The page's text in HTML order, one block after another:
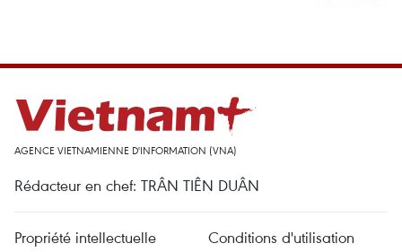
AGENCE VIETNAMIENNE D'INFORMATION (VNA)
Rédacteur en chef: TRÂN TIÊN DUÂN
Propriété intellectuelle Conditions d'utilisation